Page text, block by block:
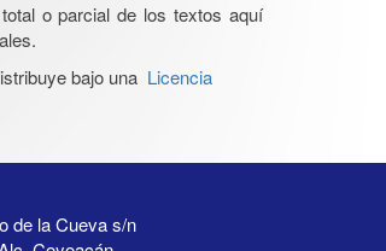
o parcial de los textos aquí
bajo una Licencia
de la Cueva s/n